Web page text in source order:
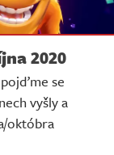
2020
se
vyšly a
októbra